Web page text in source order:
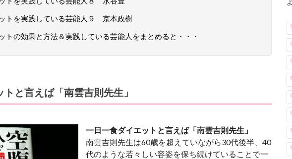
トを実践している芸能人９ 京本政樹
トの効果と方法＆実践している芸能人をまとめると・・・
と言えば「南雲吉則先生」
一日一食ダイエットと言えば「南雲吉則先生」
南雲吉則先生は60歳を超えていながら30代後半、40
代のような若々しい容姿を保ち続けていることで一